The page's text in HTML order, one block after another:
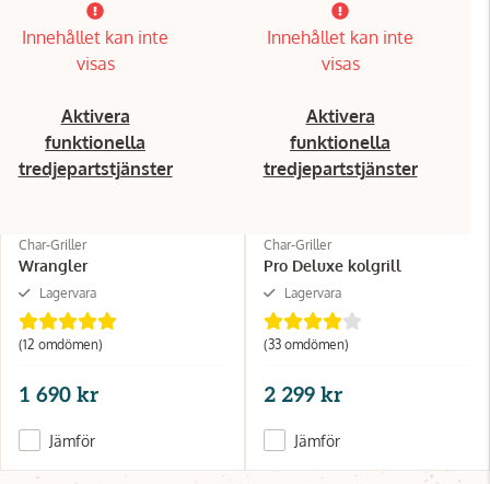
Innehållet kan inte
visas
Aktivera
funktionella
tredjepartstjänster
Char-Griller
Wrangler
Lagervara
(12 omdömen)
1 690 kr
Jämför
Innehållet kan inte
visas
Aktivera
funktionella
tredjepartstjänster
Char-Griller
Pro Deluxe kolgrill
Lagervara
(33 omdömen)
2 299 kr
Jämför